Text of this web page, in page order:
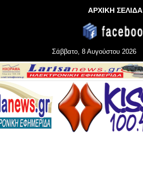
ΑΡΧΙΚΗ ΣΕΛΙΔΑ
Σάββατο, 8 Αυγούστου 2026